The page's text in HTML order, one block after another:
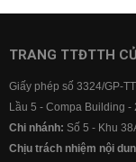
TRANG TTĐTTH
Giấy phép số 3324/GP-
Lầu 5 - Compa Building
Chi nhánh: Số 5 - Khu
Chịu trách nhiệm nội